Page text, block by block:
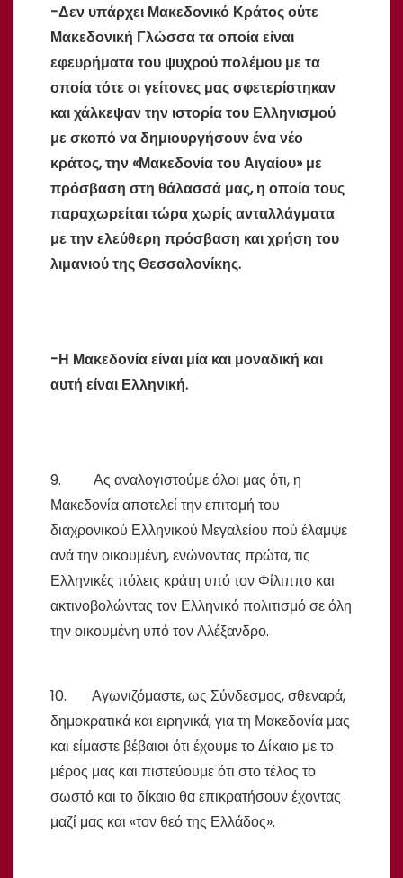
-Δεν υπάρχει Μακεδονικό Κράτος ούτε
Μακεδονική Γλώσσα τα οποία είναι
εφευρήματα του ψυχρού πολέμου με τα
οποία τότε οι γείτονες μας σφετερίστηκαν
και χάλκεψαν την ιστορία του Ελληνισμού
με σκοπό να δημιουργήσουν ένα νέο
κράτος, την «Μακεδονία του Αιγαίου» με
πρόσβαση στη θάλασσά μας, η οποία τους
παραχωρείται τώρα χωρίς ανταλλάγματα
με την ελεύθερη πρόσβαση και χρήση του
λιμανιού της Θεσσαλονίκης.
-Η Μακεδονία είναι μία και μοναδική και
αυτή είναι Ελληνική.
9. Ας αναλογιστούμε όλοι μας ότι, η
Μακεδονία αποτελεί την επιτομή του
διαχρονικού Ελληνικού Μεγαλείου πού έλαμψε
ανά την οικουμένη, ενώνοντας πρώτα, τις
Ελληνικές πόλεις κράτη υπό τον Φίλιππο και
ακτινοβολώντας τον Ελληνικό πολιτισμό σε όλη
την οικουμένη υπό τον Αλέξανδρο.
10. Αγωνιζόμαστε, ως Σύνδεσμος, σθεναρά,
δημοκρατικά και ειρηνικά, για τη Μακεδονία μας
και είμαστε βέβαιοι ότι έχουμε το Δίκαιο με το
μέρος μας και πιστεύουμε ότι στο τέλος το
σωστό και το δίκαιο θα επικρατήσουν έχοντας
μαζί μας και «τον θεό της Ελλάδος».